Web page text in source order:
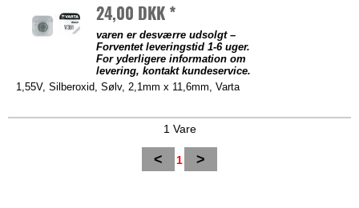
24,00 DKK *
varen er desværre udsolgt –
Forventet leveringstid 1-6 uger.
For yderligere information om
levering, kontakt kundeservice.
1,55V, Silberoxid, Sølv, 2,1mm x 11,6mm, Varta
1 Vare
< 1 >